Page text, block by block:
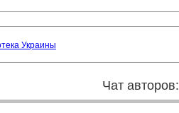
Украины
Чат авторов: